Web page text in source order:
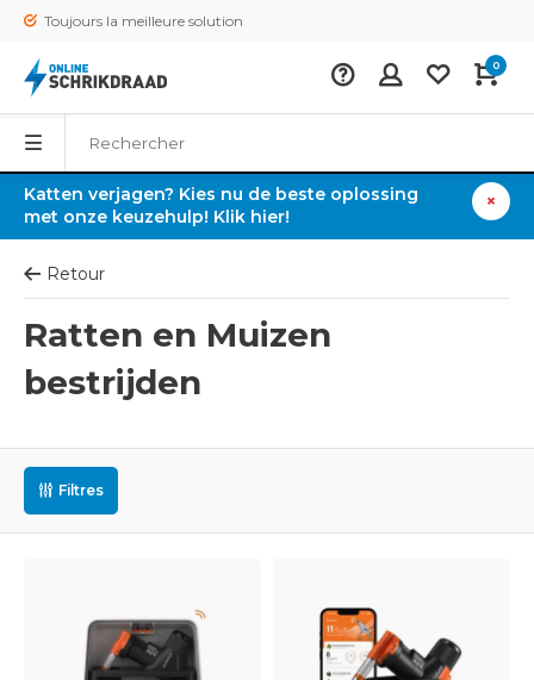
Toujours la meilleure solution
0
Katten verjagen? Kies nu de beste oplossing
met onze keuzehulp! Klik hier!
Retour
Ratten en Muizen
bestrijden
Filtres